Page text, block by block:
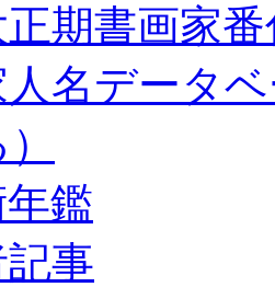
期書画家
名データ
鑑
事